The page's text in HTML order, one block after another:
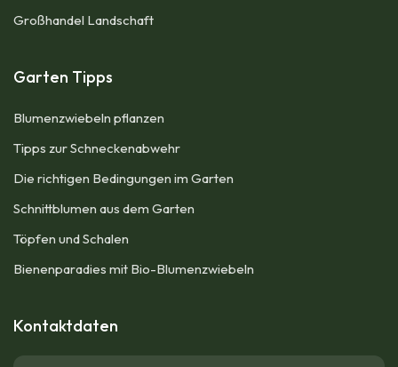
Großhandel Landschaft
Garten Tipps
Blumenzwiebeln pflanzen
Tipps zur Schneckenabwehr
Die richtigen Bedingungen im Garten
Schnittblumen aus dem Garten
Töpfen und Schalen
Bienenparadies mit Bio-Blumenzwiebeln
Kontaktdaten